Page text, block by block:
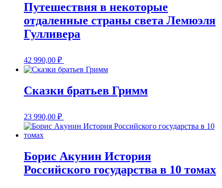
Путешествия в некоторые
отдаленные страны света Лемюэля
Гулливера
42 990,00 ₽
Сказки братьев Гримм
23 990,00 ₽
Борис Акунин История
Российского государства в 10 томах